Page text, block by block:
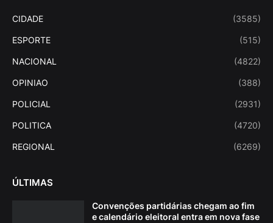
CIDADE (3585)
ESPORTE (515)
NACIONAL (4822)
OPINIAO (388)
POLICIAL (2931)
POLITICA (4720)
REGIONAL (6269)
ÚLTIMAS
Convenções partidárias chegam ao fim
e calendário eleitoral entra em nova fase